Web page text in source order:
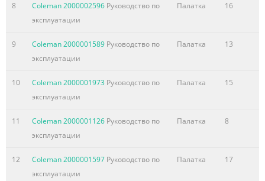
8 Coleman 2000002596 Руководство по
эксплуатации
Палатка 16
9 Coleman 2000001589 Руководство по
эксплуатации
Палатка 13
10 Coleman 2000001973 Руководство по
эксплуатации
Палатка 15
11 Coleman 2000001126 Руководство по
эксплуатации
Палатка 8
12 Coleman 2000001597 Руководство по
эксплуатации
Палатка 17